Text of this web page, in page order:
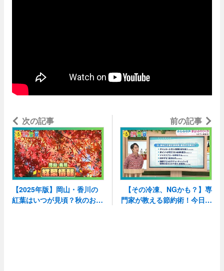
次の記事
【2025年版】岡山・香川の
紅葉はいつが見頃？秋のお出
かけにおすすめ！定番・絶景
紅葉スポット5選
前の記事
【その冷凍、NGかも？】専
門家が教える節約術！今日か